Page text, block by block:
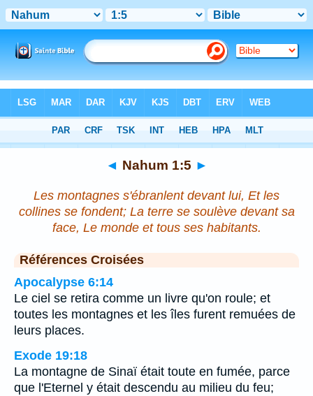
Chapitre 1> Verset 5
◄ Nahum 1:5 ►
Les montagnes s'ébranlent devant lui, Et les
collines se fondent; La terre se soulève devant sa
face, Le monde et tous ses habitants.
Références Croisées
Apocalypse 6:14
Le ciel se retira comme un livre qu'on roule; et
toutes les montagnes et les îles furent remuées de
leurs places.
Exode 19:18
La montagne de Sinaï était toute en fumée, parce
que l'Eternel y était descendu au milieu du feu;